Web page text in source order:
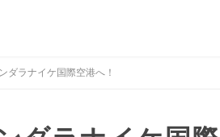
ダラナイケ国際空港へ！